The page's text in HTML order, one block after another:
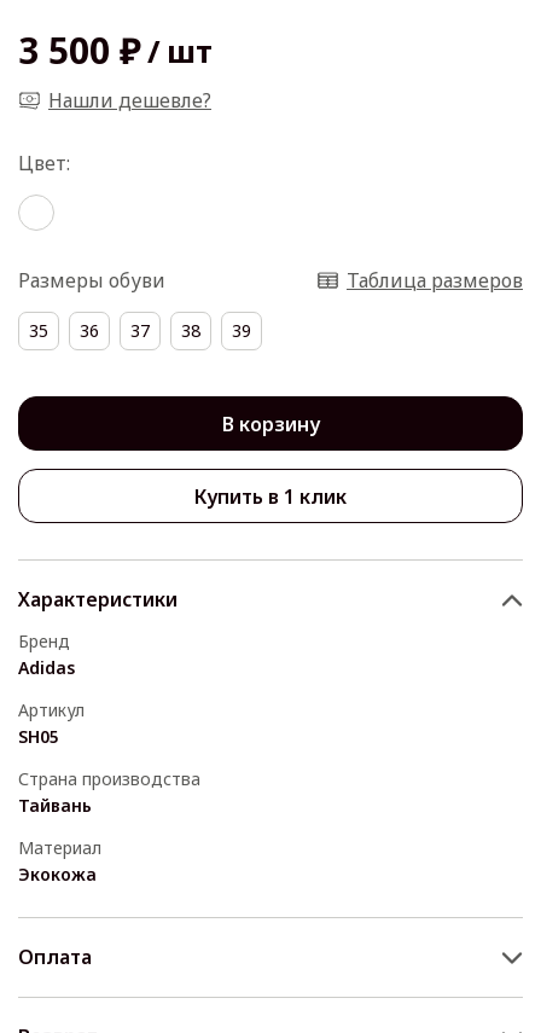
3 500 ₽/ шт
Нашли дешевле?
Размеры обуви Таблица размеров
35 36 37 38 39
В корзину
Купить в 1 клик
Характеристики
Бренд
Adidas
Артикул
SH05
Страна производства
Тайвань
Материал
Экокожа
Оплата